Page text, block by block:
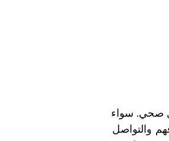
صحي. سواء
والتواصل